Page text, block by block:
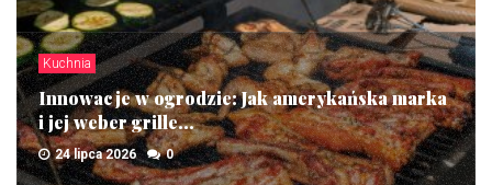
Kuchnia
Innowacje w ogrodzie: Jak amerykańska marka
i jej weber grille...
24 lipca 2026 0